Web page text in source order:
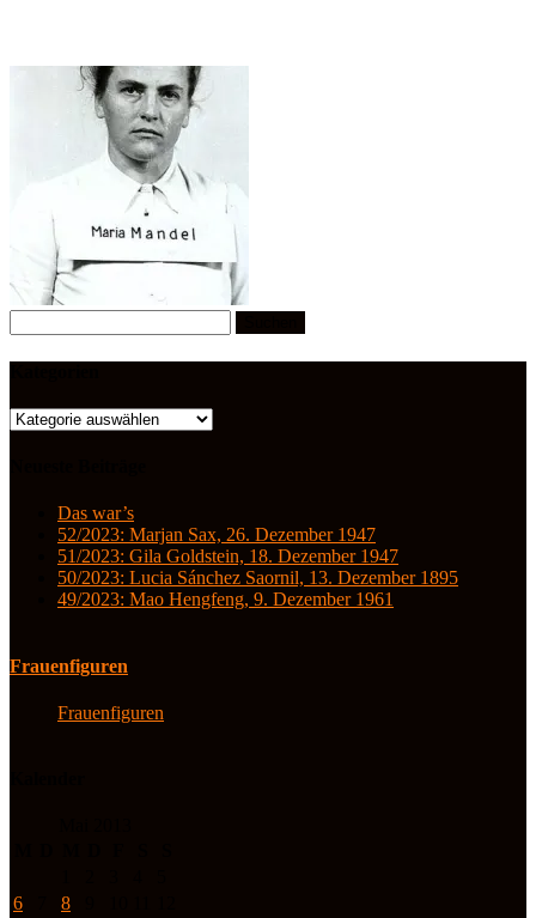
nach:
Kategorien
Das war’s
52/2023: Marjan Sax, 26. Dezember 1947
51/2023: Gila Goldstein, 18. Dezember 1947
50/2023: Lucia Sánchez Saornil, 13. Dezember 1895
49/2023: Mao Hengfeng, 9. Dezember 1961
Frauenfiguren
Frauenfiguren
6
8